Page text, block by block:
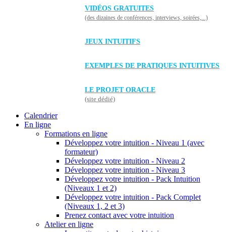
VIDÉOS GRATUITES
(des dizaines de conférences, interviews, soirées,...)
JEUX INTUITIFS
EXEMPLES DE PRATIQUES INTUITIVES
LE PROJET ORACLE
(site dédié)
Calendrier
En ligne
Formations en ligne
Développez votre intuition - Niveau 1 (avec
formateur)
Développez votre intuition - Niveau 2
Développez votre intuition - Niveau 3
Développez votre intuition - Pack Intuition
(Niveaux 1 et 2)
Développez votre intuition - Pack Complet
(Niveaux 1, 2 et 3)
Prenez contact avec votre intuition
Atelier en ligne